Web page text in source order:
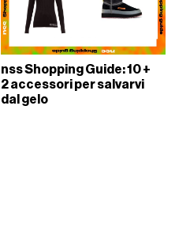
nss Shopping Guide: 10 +
2 accessori per salvarvi
dal gelo